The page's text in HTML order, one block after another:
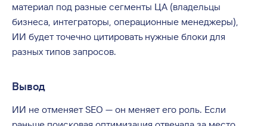
материал под разные сегменты ЦА (владельцы
бизнеса, интеграторы, операционные менеджеры),
ИИ будет точечно цитировать нужные блоки для
разных типов запросов.
Вывод
ИИ не отменяет SEO — он меняет его роль. Если